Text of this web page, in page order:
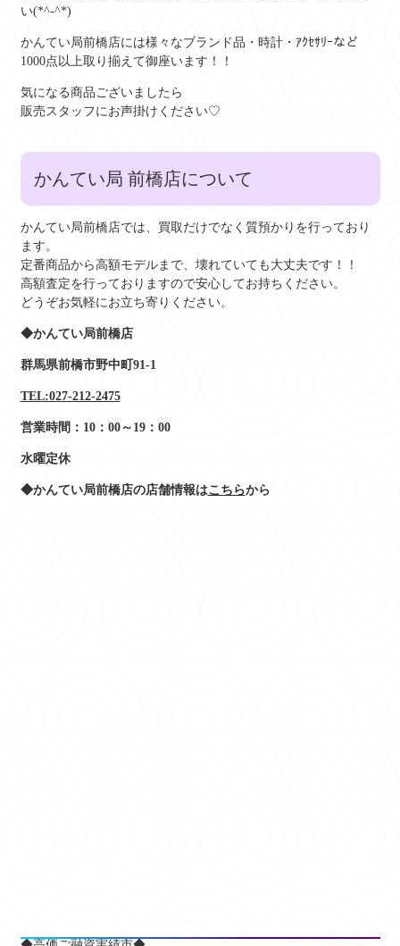
い(*^-^*)
かんてい局前橋店には様々なブランド品・時計・ｱｸｾｻﾘｰなど
1000点以上取り揃えて御座います！！
気になる商品ございましたら
販売スタッフにお声掛けください♡
かんてい局 前橋店について
かんてい局前橋店では、買取だけでなく質預かりを行っており
ます。
定番商品から高額モデルまで、壊れていても大丈夫です！！
高額査定を行っておりますので安心してお持ちください。
どうぞお気軽にお立ち寄りください。
◆かんてい局前橋店
群馬県前橋市野中町91-1
TEL:027-212-2475
営業時間：10：00～19：00
水曜定休
◆かんてい局前橋店の店舗情報はこちらから